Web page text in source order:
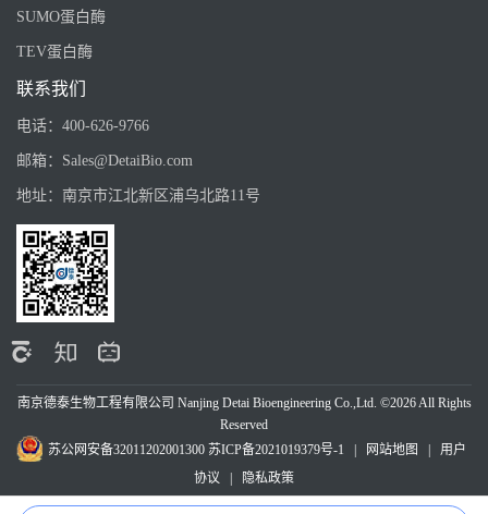
SUMO蛋白酶
TEV蛋白酶
联系我们
电话： 400-626-9766
邮箱： Sales@DetaiBio.com
地址： 南京市江北新区浦乌北路11号
南京德泰生物工程有限公司 Nanjing Detai Bioengineering Co.,Ltd. ©2026 All Rights
Reserved
苏公网安备32011202001300 苏ICP备2021019379号-1 网站地图
用户
协议
隐私政策